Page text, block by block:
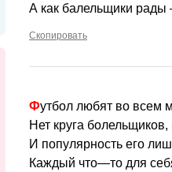
А как балельщики рады
Скопировать
Футбол любят во всем
Нет круга
И популярность его
Каждый что—то для